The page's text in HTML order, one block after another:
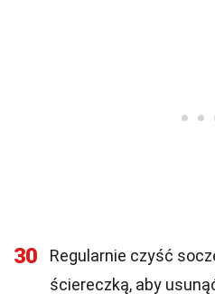
30
Regularnie czyść
ściereczką, aby